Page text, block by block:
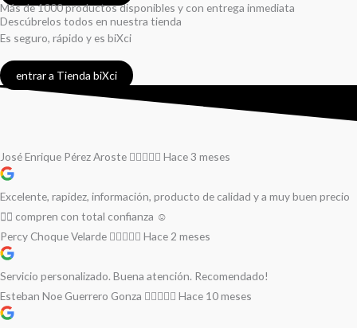
Más de 1000 productos disponibles y con entrega inmediata
Descúbrelos todos en nuestra tienda
Es seguro, rápido y es biXci
entrar a Tienda biXci
José Enrique Pérez Aroste Hace 3 meses
Excelente, rapidez, información, producto de calidad y a muy buen precio
👌🏻 compren con total confianza ☺️
Percy Choque Velarde
Hace 2 meses
Servicio personalizado. Buena atención. Recomendado!
Esteban Noe Guerrero Gonza
Hace 10 meses